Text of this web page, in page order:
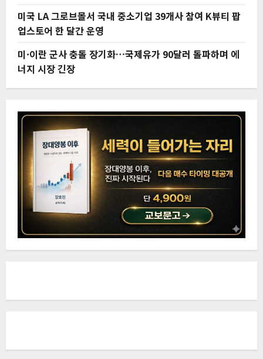
미국 LA 그로브몰서 국내 중소기업 39개사 참여 K뷰티 팝
업스토어 한 달간 운영
미·이란 군사 충돌 장기화…국제유가 90달러 돌파하며 에
너지 시장 긴장